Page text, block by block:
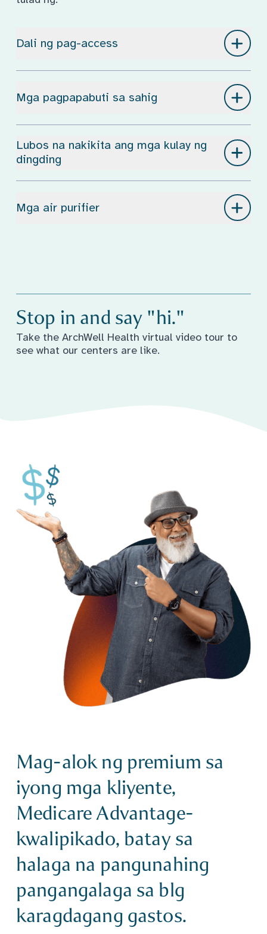
Dali ng pag-access
Mga pagpapabuti sa sahig
Lubos na nakikita ang mga kulay ng
dingding
Mga air purifier
Stop in and say "hi."
Take the ArchWell Health virtual video tour to
see what our centers are like.
Mag-alok ng premium sa
iyong mga kliyente,
Medicare Advantage-
kwalipikado, batay sa
halaga na pangunahing
pangangalaga sa blg
karagdagang gastos.